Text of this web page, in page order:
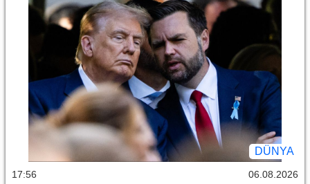
DÜNYA
17:56 06.08.2026